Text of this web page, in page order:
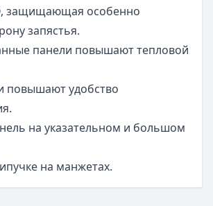
защищающая особенно
запястья.
панели повышают тепловой
повышают удобство
на указательном и большом
на манжетах.